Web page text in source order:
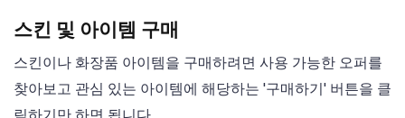
스킨 및 아이템 구매
스킨이나 화장품 아이템을 구매하려면 사용 가능한 오퍼를
찾아보고 관심 있는 아이템에 해당하는 '구매하기' 버튼을 클